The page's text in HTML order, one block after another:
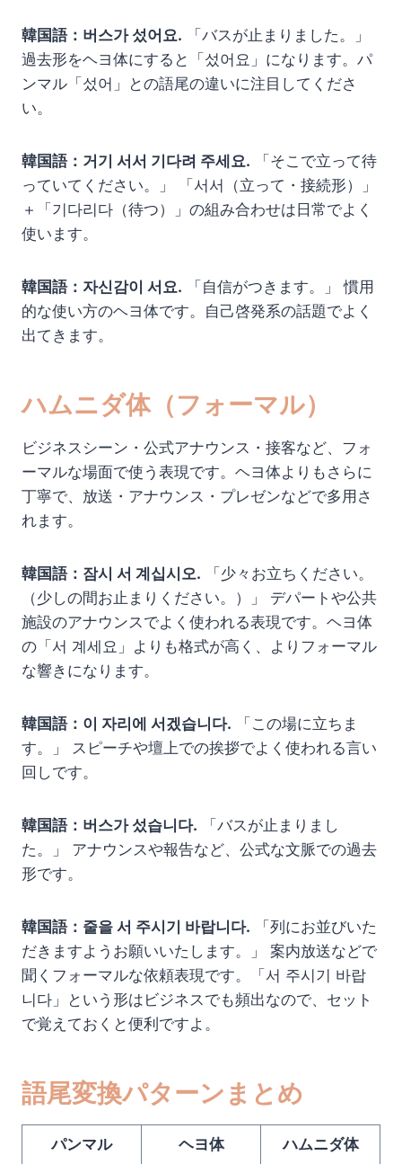
韓国語：버스가 섰어요. 「バスが止まりました。」
過去形をヘヨ体にすると「섰어요」になります。パ
ンマル「섰어」との語尾の違いに注目してくださ
い。
韓国語：거기 서서 기다려 주세요. 「そこで立って待
っていてください。」 「서서（立って・接続形）」
＋「기다리다（待つ）」の組み合わせは日常でよく
使います。
韓国語：자신감이 서요. 「自信がつきます。」 慣用
的な使い方のヘヨ体です。自己啓発系の話題でよく
出てきます。
ハムニダ体（フォーマル）
ビジネスシーン・公式アナウンス・接客など、フォ
ーマルな場面で使う表現です。ヘヨ体よりもさらに
丁寧で、放送・アナウンス・プレゼンなどで多用さ
れます。
韓国語：잠시 서 계십시오. 「少々お立ちください。
（少しの間お止まりください。）」 デパートや公共
施設のアナウンスでよく使われる表現です。ヘヨ体
の「서 계세요」よりも格式が高く、よりフォーマル
な響きになります。
韓国語：이 자리에 서겠습니다. 「この場に立ちま
す。」 スピーチや壇上での挨拶でよく使われる言い
回しです。
韓国語：버스가 섰습니다. 「バスが止まりまし
た。」 アナウンスや報告など、公式な文脈での過去
形です。
韓国語：줄을 서 주시기 바랍니다. 「列にお並びいた
だきますようお願いいたします。」 案内放送などで
聞くフォーマルな依頼表現です。「서 주시기 바랍
니다」という形はビジネスでも頻出なので、セット
で覚えておくと便利ですよ。
語尾変換パターンまとめ
パンマル ヘヨ体 ハムニダ体